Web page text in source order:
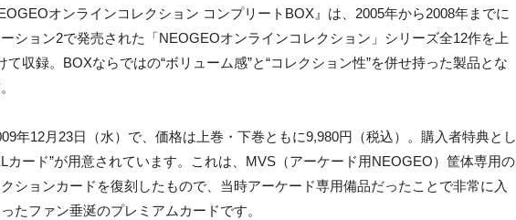
オンラインコレクション コンプリートBOX』は、2005年から2008年までに
ション2で発売された「NEOGEOオンラインコレクション」シリーズ全12作を上
て収録。BOXならではの“ボリューム感”と“コレクション性”を併せ持った製品とな
年12月23日（水）で、価格は上巻・下巻ともに9,980円（税込）。購入者特典とし
カード”が用意されています。これは、MVS（アーケード用NEOGEO）筐体専用の
ションカードを復刻したもので、当時アーケード専用備品だったことで非常に入
たファン垂涎のプレミアムカードです。